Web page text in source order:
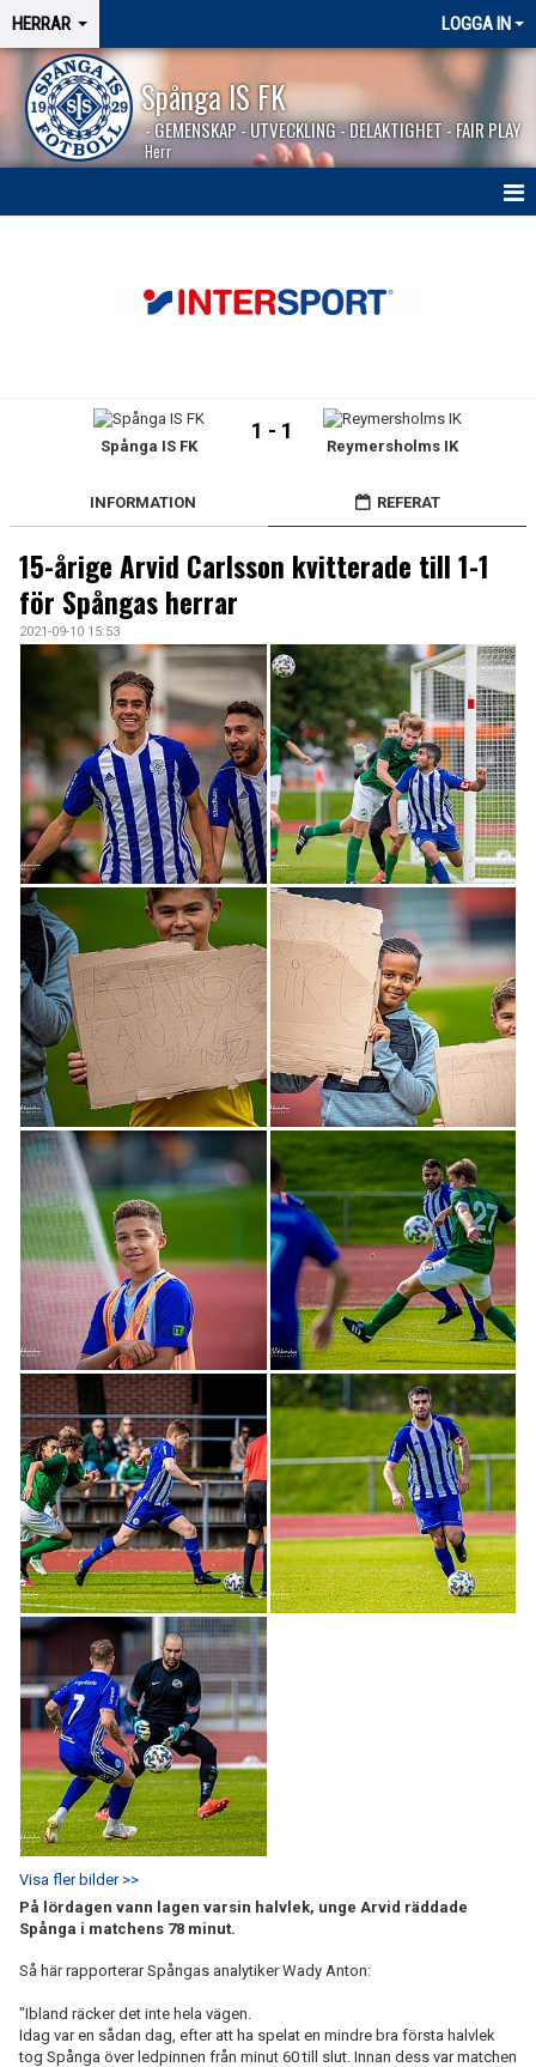
HERRAR LOGGA IN
Spånga IS FK
- GEMENSKAP - UTVECKLING - DELAKTIGHET - FAIR PLAY
Herr
BILDGALLERI
ARKIV 2024-23
ARKIV 2022-20
ARKIV 2019-17
DOKUMENT
KONTAKT
Spånga IS FK
1 - 1
Reymersholms IK
INFORMATION REFERAT
15-årige Arvid Carlsson kvitterade till 1-1
för Spångas herrar
2021-09-10 15:53
Visa fler bilder >>
På lördagen vann lagen varsin halvlek, unge Arvid räddade
Spånga i matchens 78 minut.
Så här rapporterar Spångas analytiker Wady Anton:
"Ibland räcker det inte hela vägen.
Idag var en sådan dag, efter att ha spelat en mindre bra första halvlek
tog Spånga över ledpinnen från minut 60 till slut. Innan dess var matchen